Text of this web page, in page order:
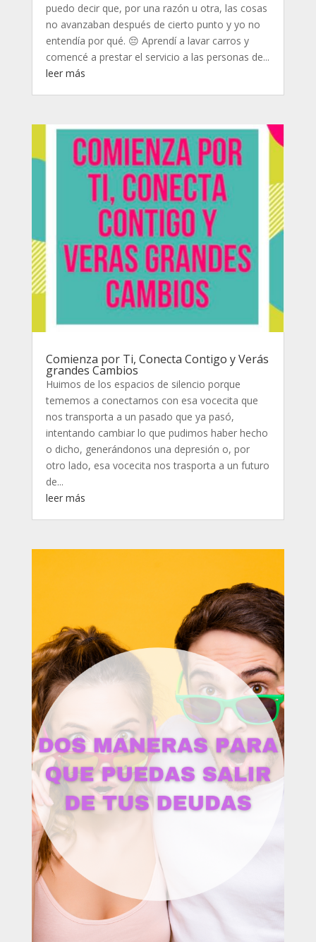
puedo decir que, por una razón u otra, las cosas
no avanzaban después de cierto punto y yo no
entendía por qué. 😔 Aprendí a lavar carros y
comencé a prestar el servicio a las personas de...
leer más
Comienza por Ti, Conecta Contigo y Verás
grandes Cambios
Huimos de los espacios de silencio porque
tememos a conectarnos con esa vocecita que
nos transporta a un pasado que ya pasó,
intentando cambiar lo que pudimos haber hecho
o dicho, generándonos una depresión o, por
otro lado, esa vocecita nos trasporta a un futuro
de...
leer más